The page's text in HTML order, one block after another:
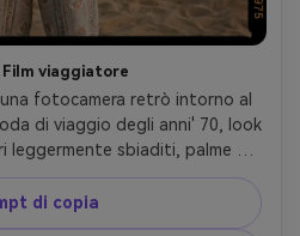
viaggiatore
fotocamera retrò intorno al
di viaggio degli anni' 70, look
leggermente sbiaditi, palme e
Kodak Portra 400
di 50 mm, sorriso sincero,
cinematografico- -ar 4:5
di copia